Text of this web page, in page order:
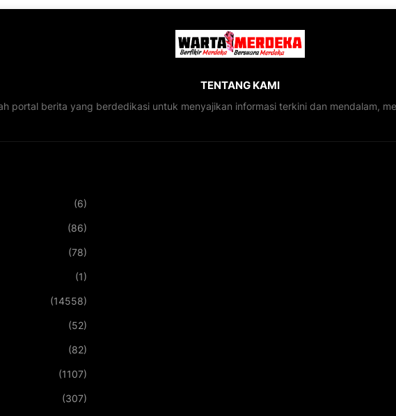
TENTANG KAMI
portal berita yang berdedikasi untuk menyajikan informasi terkini dan mendalam,
(6)
(86)
(78)
(1)
(14558)
(52)
(82)
(1107)
(307)